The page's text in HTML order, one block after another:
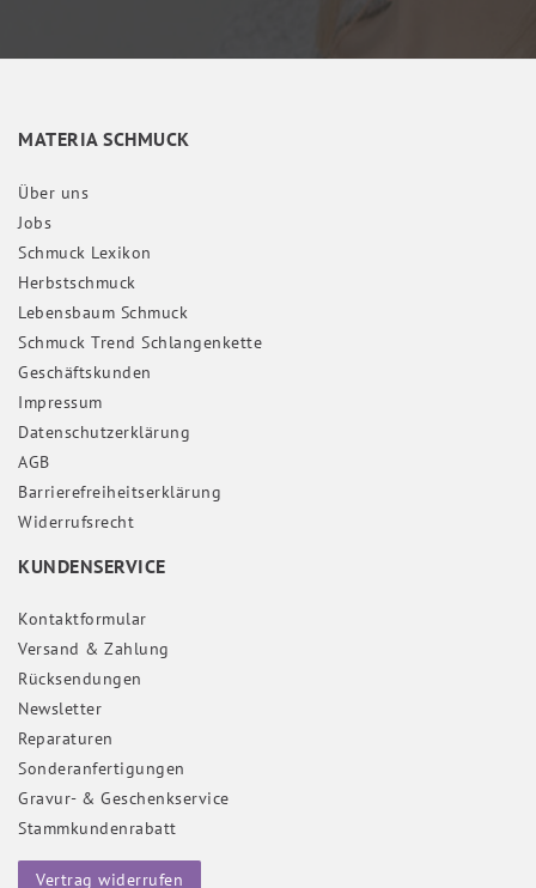
MATERIA SCHMUCK
Über uns
Jobs
Schmuck Lexikon
Herbstschmuck
Lebensbaum Schmuck
Schmuck Trend Schlangenkette
Geschäftskunden
Impressum
Daten­schutz­erklärung
AGB
Barrierefreiheitserklärung
Widerrufs­recht
KUNDENSERVICE
Kontaktformular
Versand & Zahlung
Rücksendungen
Newsletter
Reparaturen
Sonderanfertigungen
Gravur- & Geschenkservice
Stammkundenrabatt
Vertrag widerrufen